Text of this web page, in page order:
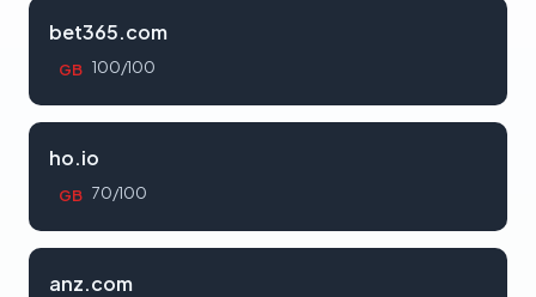
bet365.com
GB 100/100
ho.io
GB 70/100
anz.com